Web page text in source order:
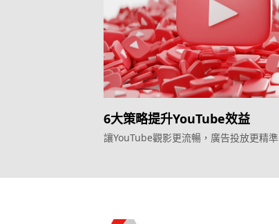
6大策略提升YouTube效益
讓YouTube觀影更流暢，廣告投放更精準